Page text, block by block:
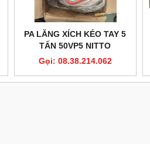
PA LĂNG XÍCH KÉO TAY 5
TẤN 50VP5 NITTO
Gọi: 08.38.214.062